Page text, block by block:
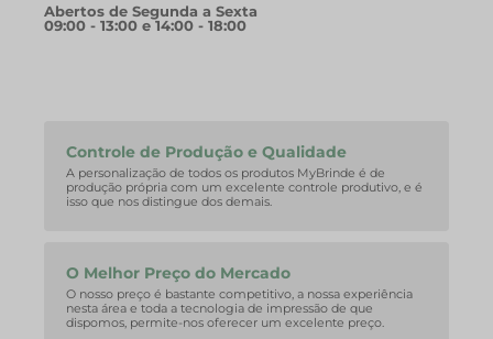
Abertos de Segunda a Sexta
09:00 - 13:00 e 14:00 - 18:00
Controle de Produção e Qualidade
A personalização de todos os produtos MyBrinde é de
produção própria com um excelente controle produtivo, e é
isso que nos distingue dos demais.
O Melhor Preço do Mercado
O nosso preço é bastante competitivo, a nossa experiência
nesta área e toda a tecnologia de impressão de que
dispomos, permite-nos oferecer um excelente preço.